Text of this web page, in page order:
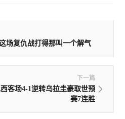
场复仇战打得那叫一个解气
下一篇
客场4-1逆转乌拉圭豪取世预
赛7连胜